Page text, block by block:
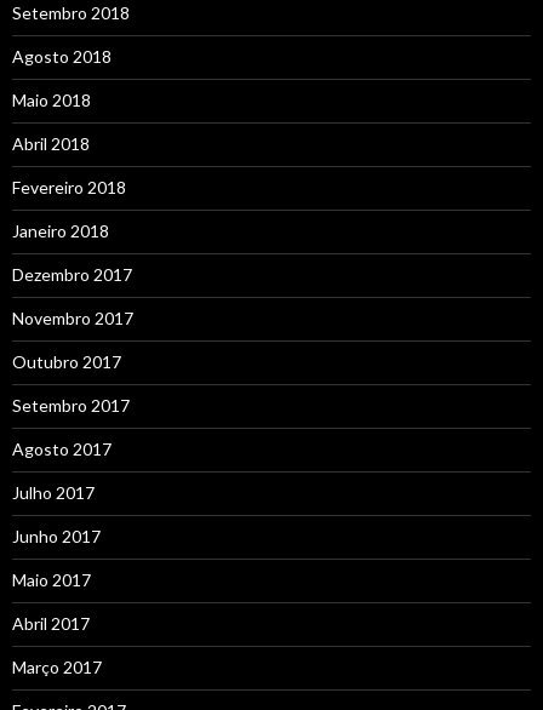
Setembro 2018
Agosto 2018
Maio 2018
Abril 2018
Fevereiro 2018
Janeiro 2018
Dezembro 2017
Novembro 2017
Outubro 2017
Setembro 2017
Agosto 2017
Julho 2017
Junho 2017
Maio 2017
Abril 2017
Março 2017